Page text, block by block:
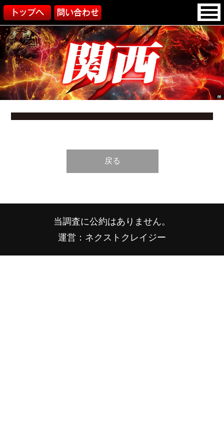
戻る
当調査に公約はありません。
運営：ネクストクレイジー